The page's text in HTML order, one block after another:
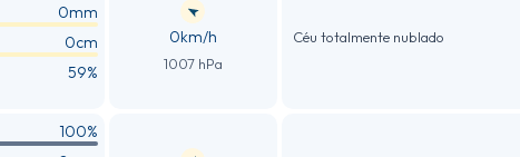
0mm
0cm
59%
0km/h
1007 hPa
Céu totalmente nublado
100%